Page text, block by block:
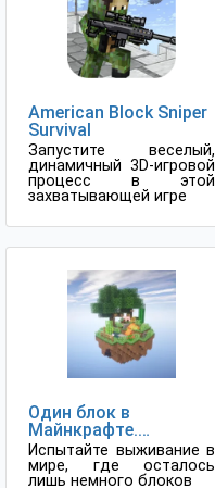
American Block Sniper
Survival
Запустите веселый,
динамичный 3D-игровой
процесс в этой
захватывающей игре
Один блок в
Майнкрафте.
Выживание на одном
блоке
Испытайте выживание в
мире, где осталось
лишь немного блоков